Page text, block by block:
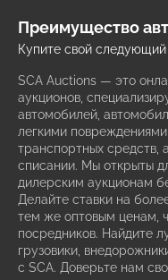
Преимущество
Купите свой
SCA Auctions — это
аукционов,
автомобилей,
легкими
транспортных средств,
списании. Мы открыты
дилерским аукционам
Делайте ставки на
тем же оптовым ценам,
посредников. Найдите
грузовики,
с SCA. Доверьте нам